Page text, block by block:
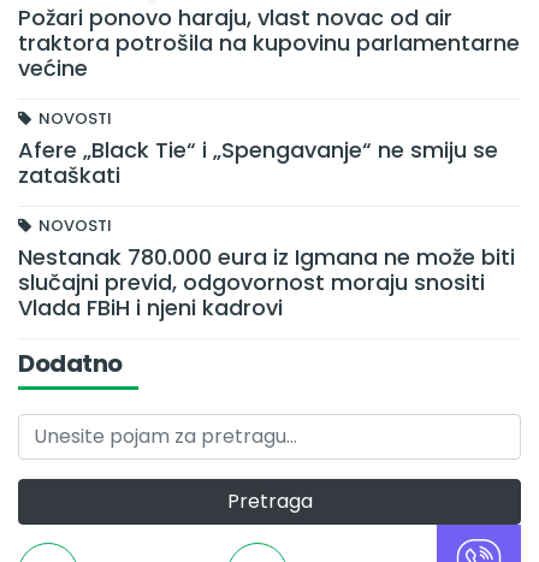
Požari ponovo haraju, vlast novac od air
traktora potrošila na kupovinu parlamentarne
većine
NOVOSTI
Afere „Black Tie“ i „Spengavanje“ ne smiju se
zataškati
NOVOSTI
Nestanak 780.000 eura iz Igmana ne može biti
slučajni previd, odgovornost moraju snositi
Vlada FBiH i njeni kadrovi
Dodatno
Pretraga